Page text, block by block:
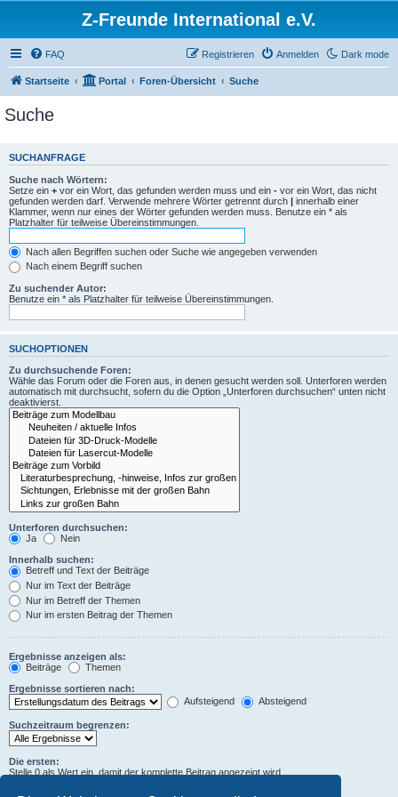
Z-Freunde International e.V.
Dark mode
FAQ Anmelden
Registrieren
Startseite Portal Foren-Übersicht Suche
Suche
SUCHANFRAGE
Suche nach Wörtern:
Setze ein + vor ein Wort, das gefunden werden muss und ein - vor ein Wort, das nicht
gefunden werden darf. Verwende mehrere Wörter getrennt durch | innerhalb einer
Klammer, wenn nur eines der Wörter gefunden werden muss. Benutze ein * als
Platzhalter für teilweise Übereinstimmungen.
Nach allen Begriffen suchen oder Suche wie angegeben verwenden
Nach einem Begriff suchen
Zu suchender Autor:
Benutze ein * als Platzhalter für teilweise Übereinstimmungen.
SUCHOPTIONEN
Zu durchsuchende Foren:
Wähle das Forum oder die Foren aus, in denen gesucht werden soll. Unterforen werden
automatisch mit durchsucht, sofern du die Option „Unterforen durchsuchen“ unten nicht
deaktivierst.
Unterforen durchsuchen:
Ja
Nein
Innerhalb suchen:
Betreff und Text der Beiträge
Nur im Text der Beiträge
Nur im Betreff der Themen
Nur im ersten Beitrag der Themen
Ergebnisse anzeigen als:
Beiträge
Themen
Ergebnisse sortieren nach:
Aufsteigend
Absteigend
Suchzeitraum begrenzen:
Die ersten:
Stelle 0 als Wert ein, damit der komplette Beitrag angezeigt wird.